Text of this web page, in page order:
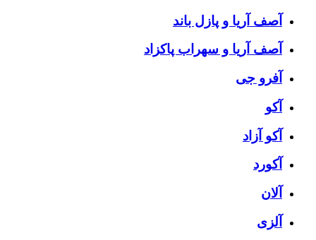
آصف آریا و پازل باند
آصف آریا و سهراب پاکزاد
آفرو جی
آکو
آکو آزاد
آکورد
آلان
آلزی